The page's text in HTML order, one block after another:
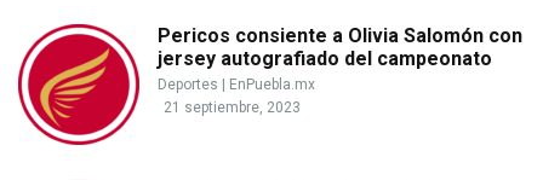
Pericos consiente a Olivia Salomón con
jersey autografiado del campeonato
Deportes
EnPuebla.mx
21 septiembre, 2023